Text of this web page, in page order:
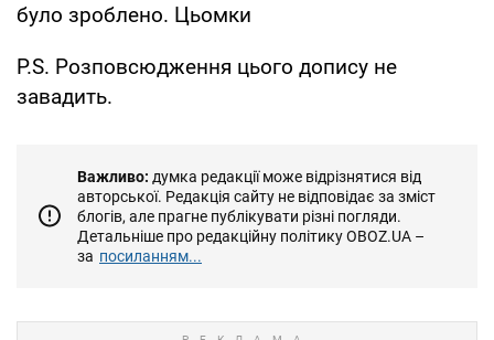
було зроблено. Цьомки
P.S. Розповсюдження цього допису не
завадить.
Важливо: думка редакції може відрізнятися від
авторської. Редакція сайту не відповідає за зміст
блогів, але прагне публікувати різні погляди.
Детальніше про редакційну політику OBOZ.UA –
за посиланням...